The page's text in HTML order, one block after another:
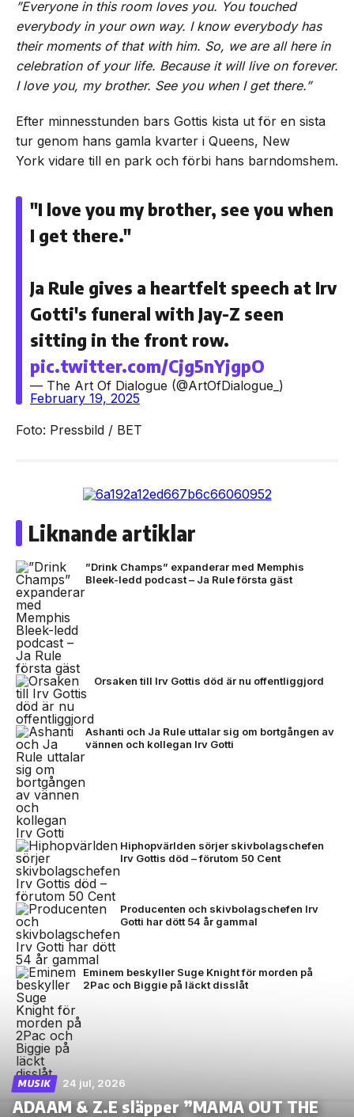
”Everyone in this room loves you. You touched
everybody in your own way. I know everybody has
their moments of that with him. So, we are all here in
celebration of your life. Because it will live on forever.
I love you, my brother. See you when I get there.”
Efter minnesstunden bars Gottis kista ut för en sista
tur genom hans gamla kvarter i Queens, New
York vidare till en park och förbi hans barndomshem.
"I love you my brother, see you when
I get there."
Ja Rule gives a heartfelt speech at Irv
Gotti's funeral with Jay-Z seen
sitting in the front row.
pic.twitter.com/Cjg5nYjgpO
— The Art Of Dialogue (@ArtOfDialogue_)
February 19, 2025
Foto: Pressbild / BET
Liknande artiklar
”Drink Champs” expanderar med Memphis
Bleek-ledd podcast – Ja Rule första gäst
Orsaken till Irv Gottis död är nu offentliggjord
Ashanti och Ja Rule uttalar sig om bortgången av
vännen och kollegan Irv Gotti
Hiphopvärlden sörjer skivbolagschefen
Irv Gottis död – förutom 50 Cent
Producenten och skivbolagschefen Irv
Gotti har dött 54 år gammal
Eminem beskyller Suge Knight för morden på
2Pac och Biggie på läckt disslåt
MUSIK 24 jul, 2026
ADAAM & Z.E släpper ”MAMA OUT THE